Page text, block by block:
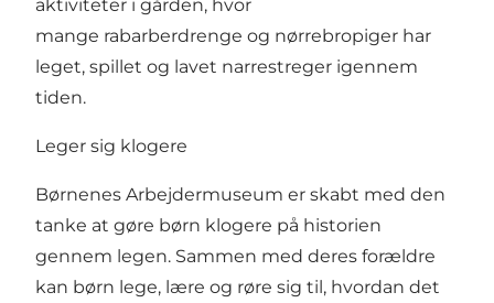
aktiviteter i gården, hvor
mange rabarberdrenge og nørrebropiger har
leget, spillet og lavet narrestreger igennem
tiden.
Leger sig klogere
Børnenes Arbejdermuseum er skabt med den
tanke at gøre børn klogere på historien
gennem legen. Sammen med deres forældre
kan børn lege, lære og røre sig til, hvordan det